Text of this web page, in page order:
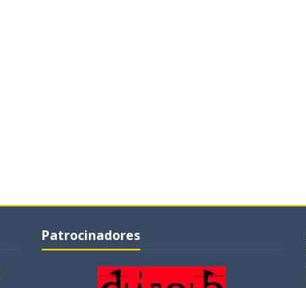
Patrocinadores